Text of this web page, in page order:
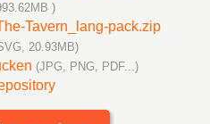
)
Tavern_lang-pack.zip
20.93MB)
(JPG, PNG, PDF...)